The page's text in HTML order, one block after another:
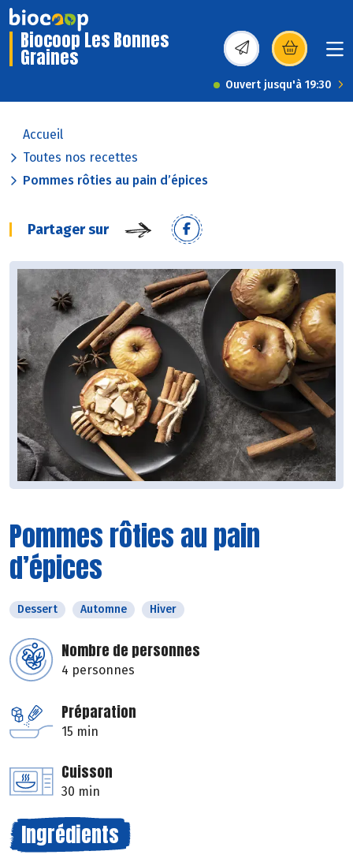
Biocoop Les Bonnes
Graines (s’ouvre dans une
Ouvert jusqu'à 19:30
Accueil
Toutes nos recettes
Pommes rôties au pain d’épices
Partager sur
Pommes rôties au pain
d’épices
Dessert Automne Hiver
Nombre de personnes
4 personnes
Préparation
15 min
Cuisson
30 min
Ingrédients